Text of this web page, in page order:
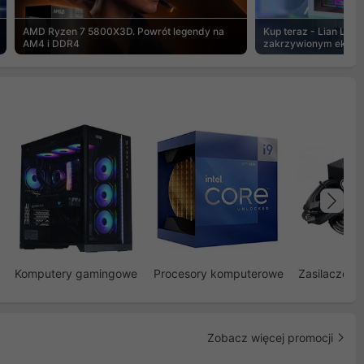
AMD Ryzen 7 5800X3D. Powrót legendy na
AM4 i DDR4
Kup teraz - Lian Li
zakrzywionym
Komputery gamingowe Procesory komputerowe Zasilacze
Zobacz więcej promocji